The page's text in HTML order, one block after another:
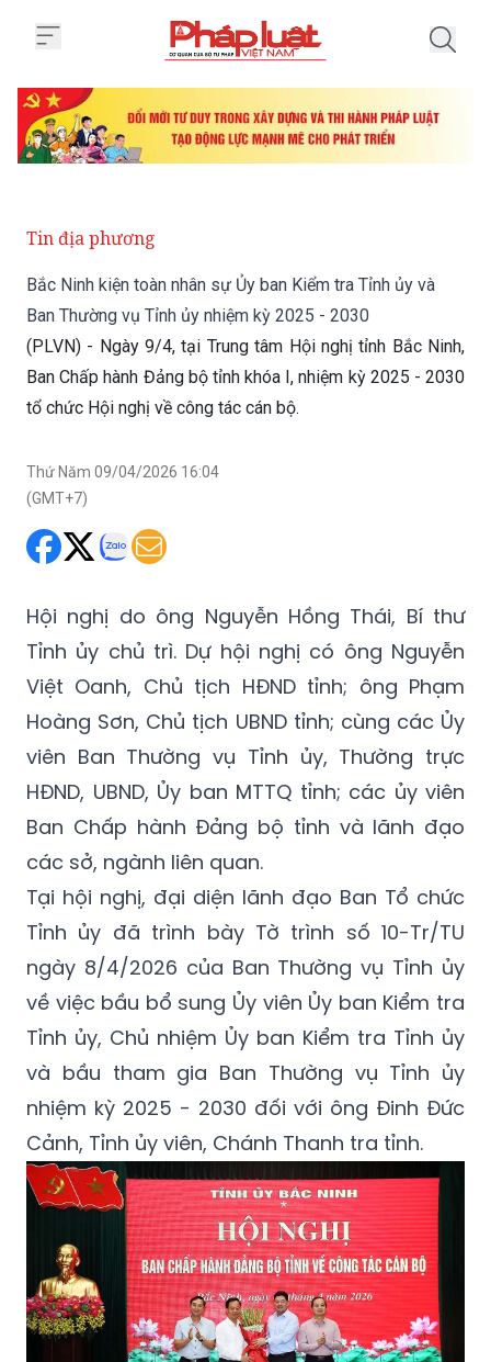
Tin địa phương
Bắc Ninh kiện toàn nhân sự Ủy ban Kiểm tra Tỉnh ủy và
Ban Thường vụ Tỉnh ủy nhiệm kỳ 2025 - 2030
(PLVN) - Ngày 9/4, tại Trung tâm Hội nghị tỉnh Bắc Ninh,
Ban Chấp hành Đảng bộ tỉnh khóa I, nhiệm kỳ 2025 - 2030
tổ chức Hội nghị về công tác cán bộ.
Thứ Năm 09/04/2026 16:04
(GMT+7)
Hội nghị do ông Nguyễn Hồng Thái, Bí thư
Tỉnh ủy chủ trì. Dự hội nghị có ông Nguyễn
Việt Oanh, Chủ tịch HĐND tỉnh; ông Phạm
Hoàng Sơn, Chủ tịch UBND tỉnh; cùng các Ủy
viên Ban Thường vụ Tỉnh ủy, Thường trực
HĐND, UBND, Ủy ban MTTQ tỉnh; các ủy viên
Ban Chấp hành Đảng bộ tỉnh và lãnh đạo
các sở, ngành liên quan.
Tại hội nghị, đại diện lãnh đạo Ban Tổ chức
Tỉnh ủy đã trình bày Tờ trình số 10-Tr/TU
ngày 8/4/2026 của Ban Thường vụ Tỉnh ủy
về việc bầu bổ sung Ủy viên Ủy ban Kiểm tra
Tỉnh ủy, Chủ nhiệm Ủy ban Kiểm tra Tỉnh ủy
và bầu tham gia Ban Thường vụ Tỉnh ủy
nhiệm kỳ 2025 - 2030 đối với ông Đinh Đức
Cảnh, Tỉnh ủy viên, Chánh Thanh tra tỉnh.